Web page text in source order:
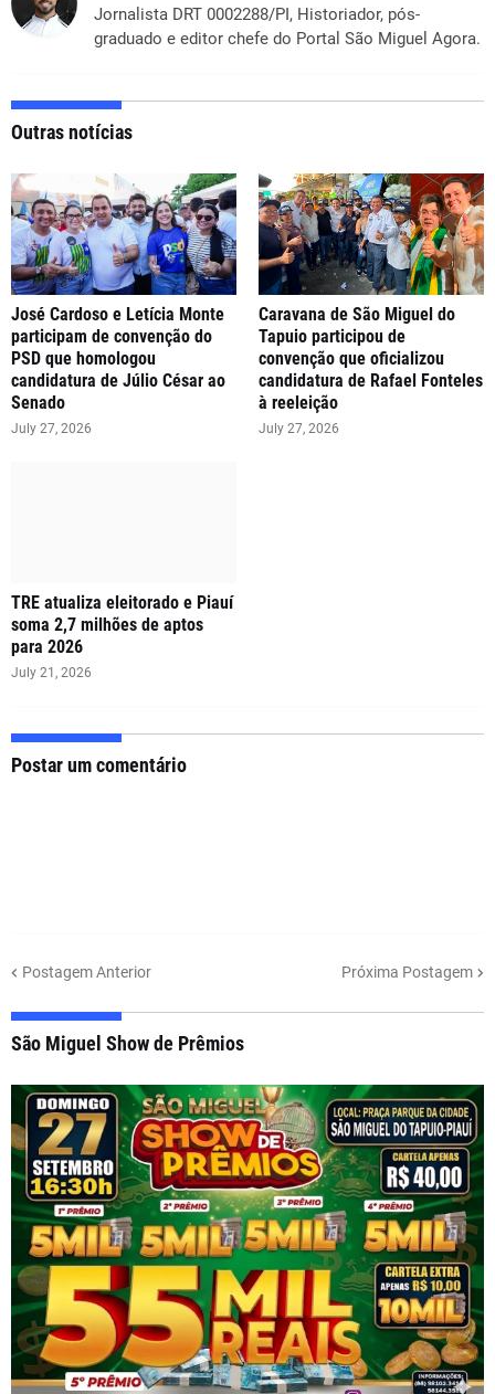
Jornalista DRT 0002288/PI, Historiador, pós-
graduado e editor chefe do Portal São Miguel Agora.
Outras notícias
José Cardoso e Letícia Monte
participam de convenção do
PSD que homologou
candidatura de Júlio César ao
Senado
July 27, 2026
Caravana de São Miguel do
Tapuio participou de
convenção que oficializou
candidatura de Rafael Fonteles
à reeleição
July 27, 2026
TRE atualiza eleitorado e Piauí
soma 2,7 milhões de aptos
para 2026
July 21, 2026
Postar um comentário
Postagem Anterior Próxima Postagem
São Miguel Show de Prêmios